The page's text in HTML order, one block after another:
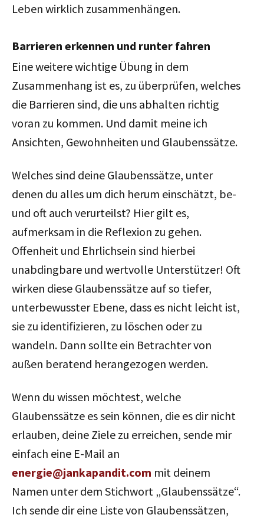
Leben wirklich zusammenhängen.
Barrieren erkennen und runter fahren
Eine weitere wichtige Übung in dem
Zusammenhang ist es, zu überprüfen, welches
die Barrieren sind, die uns abhalten richtig
voran zu kommen. Und damit meine ich
Ansichten, Gewohnheiten und Glaubenssätze.
Welches sind deine Glaubenssätze, unter
denen du alles um dich herum einschätzt, be-
und oft auch verurteilst? Hier gilt es,
aufmerksam in die Reflexion zu gehen.
Offenheit und Ehrlichsein sind hierbei
unabdingbare und wertvolle Unterstützer! Oft
wirken diese Glaubenssätze auf so tiefer,
unterbewusster Ebene, dass es nicht leicht ist,
sie zu identifizieren, zu löschen oder zu
wandeln. Dann sollte ein Betrachter von
außen beratend herangezogen werden.
Wenn du wissen möchtest, welche
Glaubenssätze es sein können, die es dir nicht
erlauben, deine Ziele zu erreichen, sende mir
einfach eine E-Mail an
energie@jankapandit.com mit deinem
Namen unter dem Stichwort „Glaubenssätze“.
Ich sende dir eine Liste von Glaubenssätzen,